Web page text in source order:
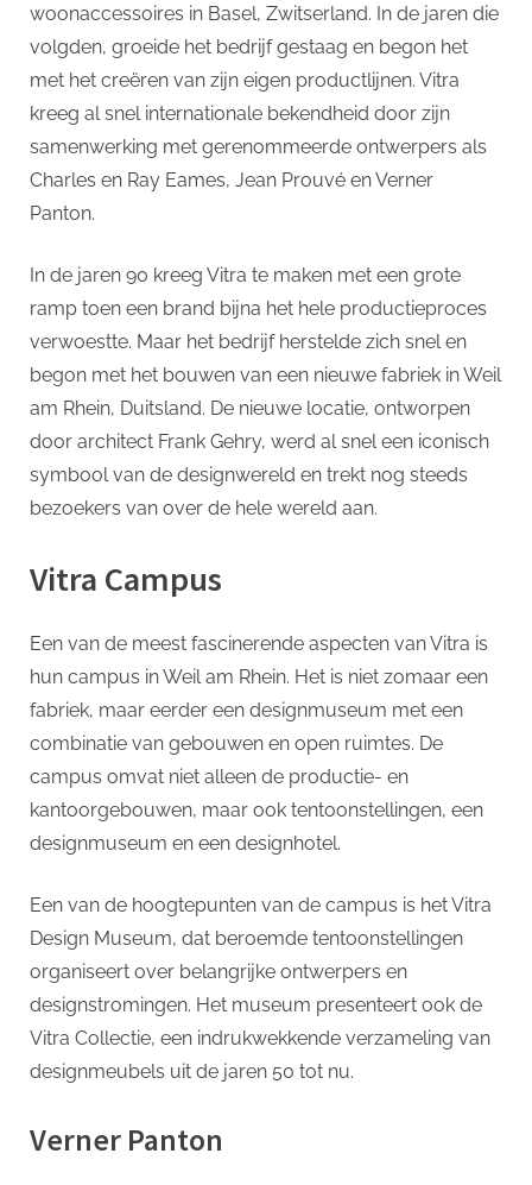
woonaccessoires in Basel, Zwitserland. In de jaren die
volgden, groeide het bedrijf gestaag en begon het
met het creëren van zijn eigen productlijnen. Vitra
kreeg al snel internationale bekendheid door zijn
samenwerking met gerenommeerde ontwerpers als
Charles en Ray Eames, Jean Prouvé en Verner
Panton.
In de jaren 90 kreeg Vitra te maken met een grote
ramp toen een brand bijna het hele productieproces
verwoestte. Maar het bedrijf herstelde zich snel en
begon met het bouwen van een nieuwe fabriek in Weil
am Rhein, Duitsland. De nieuwe locatie, ontworpen
door architect Frank Gehry, werd al snel een iconisch
symbool van de designwereld en trekt nog steeds
bezoekers van over de hele wereld aan.
Vitra Campus
Een van de meest fascinerende aspecten van Vitra is
hun campus in Weil am Rhein. Het is niet zomaar een
fabriek, maar eerder een designmuseum met een
combinatie van gebouwen en open ruimtes. De
campus omvat niet alleen de productie- en
kantoorgebouwen, maar ook tentoonstellingen, een
designmuseum en een designhotel.
Een van de hoogtepunten van de campus is het Vitra
Design Museum, dat beroemde tentoonstellingen
organiseert over belangrijke ontwerpers en
designstromingen. Het museum presenteert ook de
Vitra Collectie, een indrukwekkende verzameling van
designmeubels uit de jaren 50 tot nu.
Verner Panton